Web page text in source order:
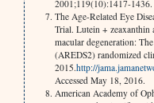
2001;119(10):1417-1436.
The Age-Related Eye
Trial. Lutein + zeaxanthin
macular degeneration:
(AREDS2) randomized
2015.http://
Accessed May 18, 2016.
American Academy of